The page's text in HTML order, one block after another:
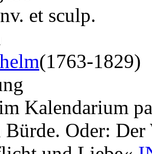
et sculp.
(1763-1829)
Kalendarium
Oder: Der